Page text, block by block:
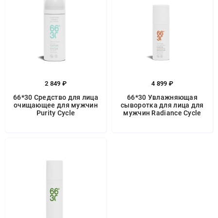
2 849 ₽
66*30 Средство для лица
очищающее для мужчин
Purity Cycle
4 899 ₽
66*30 Увлажняющая
сыворотка для лица для
мужчин Radiance Cycle